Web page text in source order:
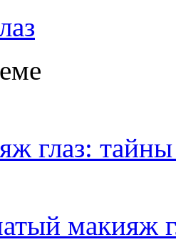
глаз: тайны
макияж